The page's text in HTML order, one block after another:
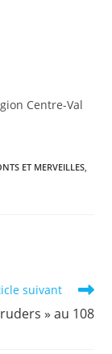
Centre-Val
ET MERVEILLES
suivant
» au 108